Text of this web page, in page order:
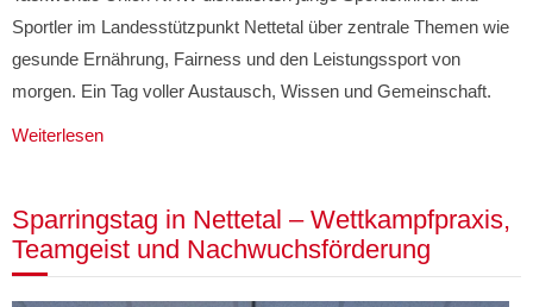
Sportler im Landesstützpunkt Nettetal über zentrale Themen wie
gesunde Ernährung, Fairness und den Leistungssport von
morgen. Ein Tag voller Austausch, Wissen und Gemeinschaft.
Weiterlesen
Sparringstag in Nettetal – Wettkampfpraxis,
Teamgeist und Nachwuchsförderung